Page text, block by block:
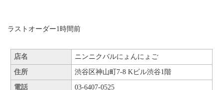
ラストオーダー1時間前
店名 ニンニクバルにょんにょご
住所 渋谷区神山町7-8 Kビル渋谷1階
電話 03-6407-0525